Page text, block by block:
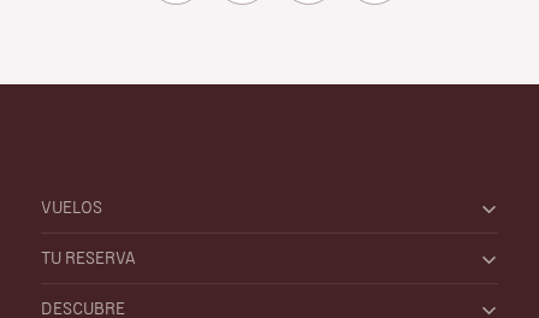
VUELOS
TU RESERVA
DESCUBRE